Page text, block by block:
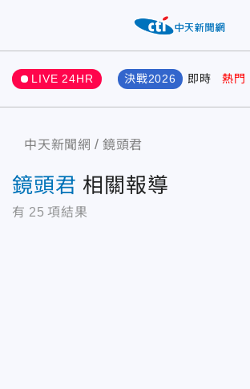
LIVE 24HR 決戰2026 即時 熱門
中天新聞網 鏡頭君
鏡頭君 相關報導
有 25 項結果